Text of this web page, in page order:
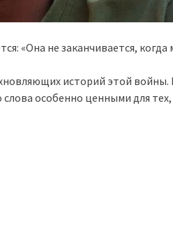
«Она не заканчивается, когда
историй этой войны.
особенно ценными для